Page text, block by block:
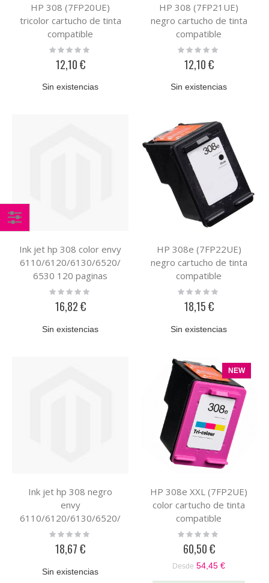
HP 308 (7FP20UE)
tricolor cartucho de tinta
compatible
Rating:
12,10 €
Sin existencias
HP 308 (7FP21UE)
negro cartucho de tinta
compatible
Rating:
12,10 €
Sin existencias
Ink jet hp 308 color envy
6110/6120/6130/6520/
6530 120 paginas
Rating:
16,82 €
Sin existencias
HP 308e (7FP22UE)
negro cartucho de tinta
compatible
Rating:
18,15 €
Sin existencias
Ink jet hp 308 negro
envy
6110/6120/6130/6520/
6530 160 paginas
Rating:
18,67 €
Sin existencias
NEW
HP 308e XXL (7FP2UE)
color cartucho de tinta
compatible
Rating:
60,50 €
Desde 54,45 €
Comprar
por